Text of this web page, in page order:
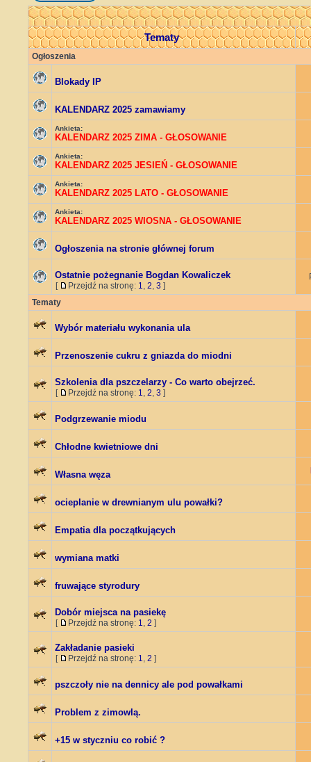
Tematy
Ogłoszenia
Blokady IP
KALENDARZ 2025 zamawiamy
Ankieta:
KALENDARZ 2025 ZIMA - GŁOSOWANIE
Ankieta:
KALENDARZ 2025 JESIEŃ - GŁOSOWANIE
Ankieta:
KALENDARZ 2025 LATO - GŁOSOWANIE
Ankieta:
KALENDARZ 2025 WIOSNA - GŁOSOWANIE
Ogłoszenia na stronie głównej forum
Ostatnie pożegnanie Bogdan Kowaliczek
[ Przejdź na stronę: 1, 2, 3 ]
Tematy
Wybór materiału wykonania ula
Przenoszenie cukru z gniazda do miodni
Szkolenia dla pszczelarzy - Co warto obejrzeć.
[ Przejdź na stronę: 1, 2, 3 ]
Podgrzewanie miodu
Chłodne kwietniowe dni
Własna węza
ocieplanie w drewnianym ulu powałki?
Empatia dla początkujących
wymiana matki
fruwające styrodury
Dobór miejsca na pasiekę
[ Przejdź na stronę: 1, 2 ]
Zakładanie pasieki
[ Przejdź na stronę: 1, 2 ]
pszczoły nie na dennicy ale pod powałkami
Problem z zimowlą.
+15 w styczniu co robić ?